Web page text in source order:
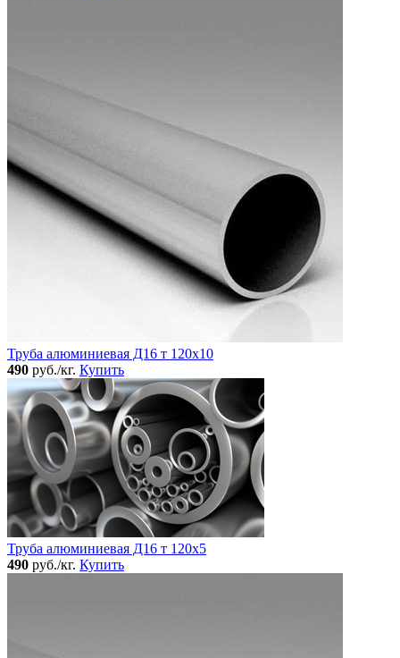
Труба алюминиевая Д16 т 120х10
490 руб./кг. Купить
Труба алюминиевая Д16 т 120х5
490 руб./кг. Купить